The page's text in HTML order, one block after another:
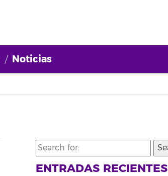
Noticias
Search
for:
ENTRADAS RECIENTES